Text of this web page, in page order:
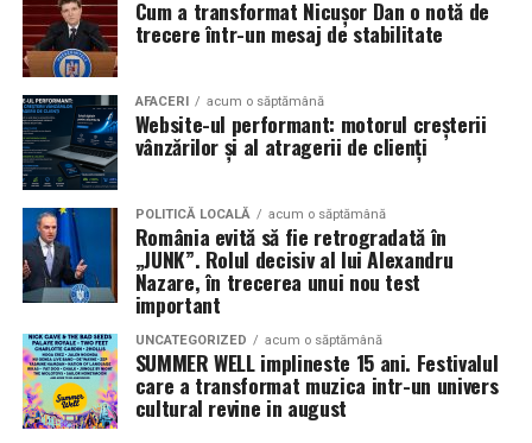
mea”de la Cinema City din City Park Constanța,de la
18:30, unde
regizorul Paul Decu și actrița Azaleea
Necula, originari din Constanța și împrejurimi, vor
prezenta filmul alături de colegii lor
Alexandra Răduță și Gabriel Vatavu.
Cinema City Shopping City Galați
12 februarie de la 18:30la întâlnirea cu actrițele
State și Azaleea Necula și regizorul Paul Decu.
Pe 13 februarie la ora 18:30, spectatorii dinIași
invitați la proiecția specială din
Mall, alături de regizorulPaul Decuși de
actoriiGabriel Vatavu, Sergiu Costache, Azaleea
Necula, Alexandra Răduță.
Cum a transformat Nicușor Dan o notă de
trecere într-un mesaj de stabilitate
AFACERI acum o săptămână
Website-ul performant: motorul creșterii
vânzărilor și al atragerii de clienți
POLITICĂ LOCALĂ acum o săptămână
România evită să fie retrogradată în
„JUNK”. Rolul decisiv al lui Alexandru
Nazare, în trecerea unui nou test
important
UNCATEGORIZED acum o săptămână
SUMMER WELL implineste 15 ani. Festivalul
care a transformat muzica intr-un univers
cultural revine in august